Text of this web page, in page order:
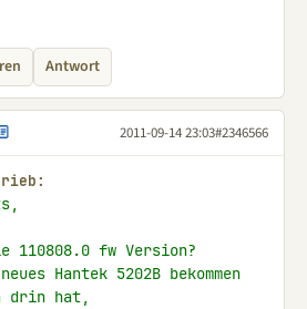
Antwort
2011-09-14 23:03#2346566
110808.0 fw Version?
Hantek 5202B bekommen
drin hat,